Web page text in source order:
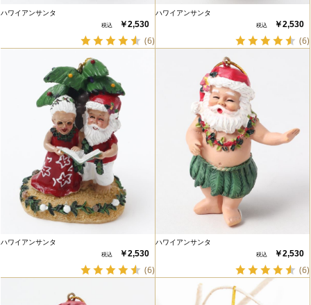
ハワイアンサンタ
￥2,530
(6)
ハワイアンサンタ
￥2,530
(6)
ハワイアンサンタ
￥2,530
(6)
ハワイアンサンタ
￥2,530
(6)